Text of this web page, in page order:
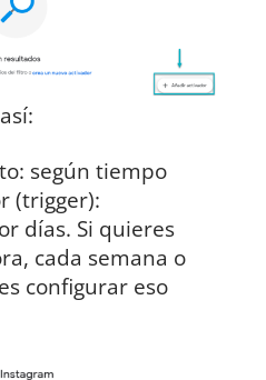
según tiempo
(trigger):
días. Si quieres
cada semana o
configurar eso